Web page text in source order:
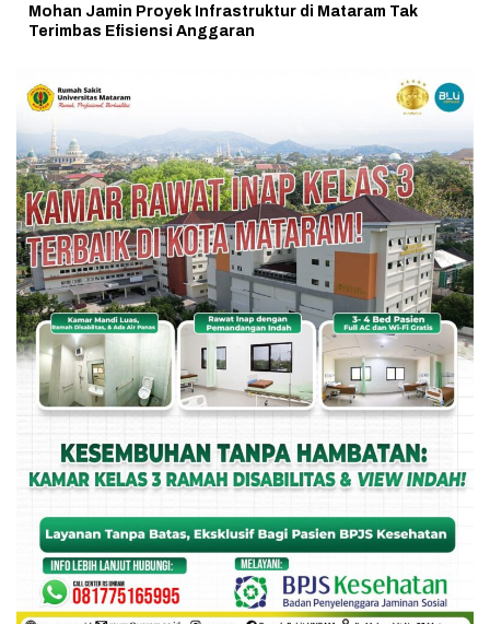
Mohan Jamin Proyek Infrastruktur di Mataram Tak
Terimbas Efisiensi Anggaran